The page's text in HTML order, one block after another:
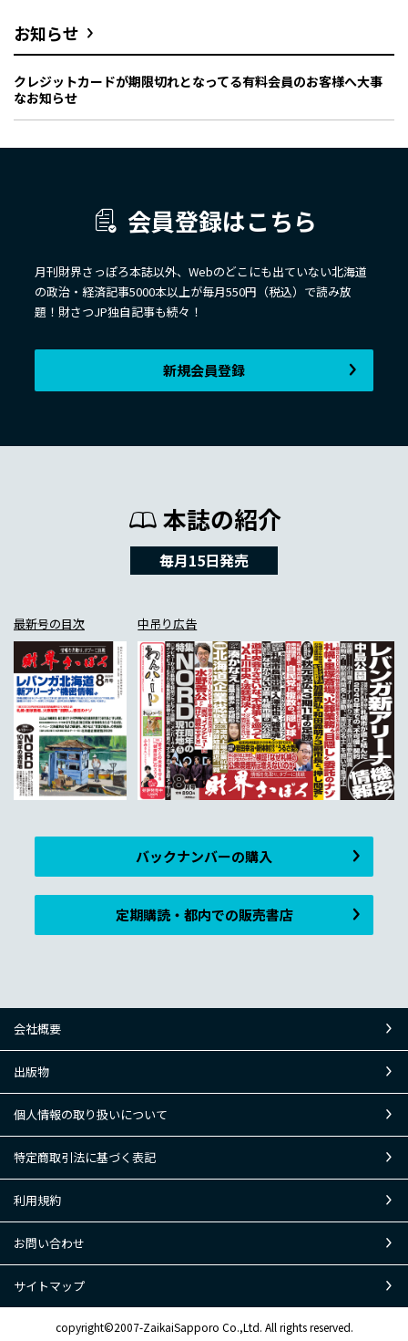
お知らせ
クレジットカードが期限切れとなってる有料会員のお客様へ大事
なお知らせ
会員登録はこちら
月刊財界さっぽろ本誌以外、Webのどこにも出ていない北海道
の政治・経済記事5000本以上が毎月550円（税込）で読み放
題！財さつJP独自記事も続々！
新規会員登録
本誌の紹介
毎月15日発売
最新号の目次 中吊り広告
バックナンバーの購入
定期購読・都内での販売書店
会社概要
出版物
個人情報の取り扱いについて
特定商取引法に基づく表記
利用規約
お問い合わせ
サイトマップ
copyright©2007-ZaikaiSapporo Co.,Ltd. All rights reserved.